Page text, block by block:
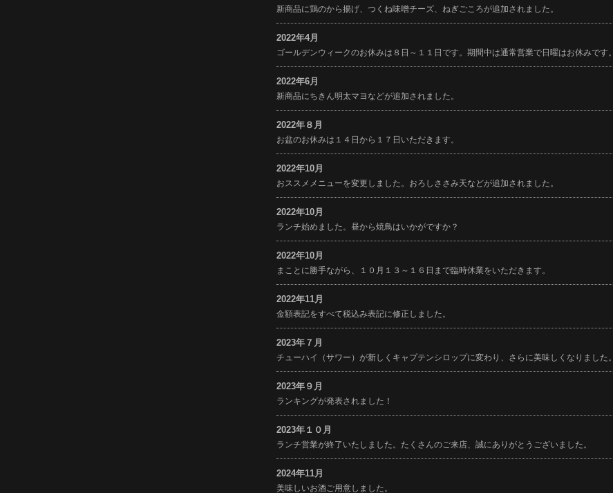
新商品に鶏のから揚げ、つくね味噌チーズ、ねぎごころが追加されました。
2022年4月
ゴールデンウィークのお休みは８日～１１日です。期間中は通常営業で日曜はお休みです。
2022年6月
新商品にちきん明太マヨなどが追加されました。
2022年８月
お盆のお休みは１４日から１７日いただきます。
2022年10月
おススメメニューを変更しました。おろしささみ天などが追加されました。
2022年10月
ランチ始めました。昼から焼鳥はいかがですか？
2022年10月
まことに勝手ながら、１０月１３～１６日まで臨時休業をいただきます。
2022年11月
金額表記をすべて税込み表記に修正しました。
2023年７月
チューハイ（サワー）が新しくキャプテンシロップに変わり、さらに美味しくなりました。
2023年９月
ランキングが発表されました！
2023年１０月
ランチ営業が終了いたしました。たくさんのご来店、誠にありがとうございました。
2024年11月
美味しいお酒ご用意しました。